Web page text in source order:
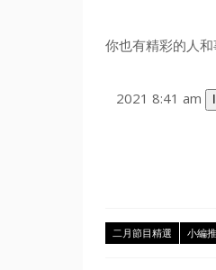
你也有精彩的人
2021 8:41 am
二月節目精選 小編